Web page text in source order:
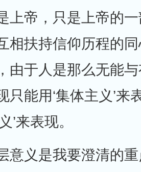
上帝，只是上帝的
相扶持信仰历程的
由于人是那么无能
只能用‘集体主义’来
’来表现。
义是我要澄清的重